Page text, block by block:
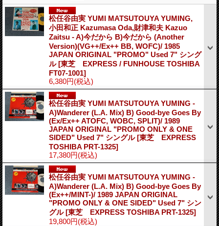
松任谷由実 YUMI MATSUTOUYA YUMING,
小田和正 Kazumasa Oda,財津和夫 Kazuo
Zaitsu - A)今だから B)今だから (Another
Version)(VG++/Ex++ BB, WOFC)/ 1985
JAPAN ORIGINAL "PROMO" Used 7" シング
ル[東芝 EXPRESS / FUNHOUSE TOSHIBA
FT07-1001]
6,380円(税込)
松任谷由実 YUMI MATSUTOUYA YUMING -
A)Wanderer (L.A. Mix) B) Good-bye Goes By
(Ex/Ex++ ATOFC, WOBC, SPLIT)/ 1989
JAPAN ORIGINAL "PROMO ONLY & ONE
SIDED" Used 7" シングル[東芝 EXPRESS
TOSHIBA PRT-1325]
17,380円(税込)
松任谷由実 YUMI MATSUTOUYA YUMING -
A)Wanderer (L.A. Mix) B) Good-bye Goes By
(Ex++/MINT-)/ 1989 JAPAN ORIGINAL
"PROMO ONLY & ONE SIDED" Used 7" シン
グル[東芝 EXPRESS TOSHIBA PRT-1325]
19,800円(税込)